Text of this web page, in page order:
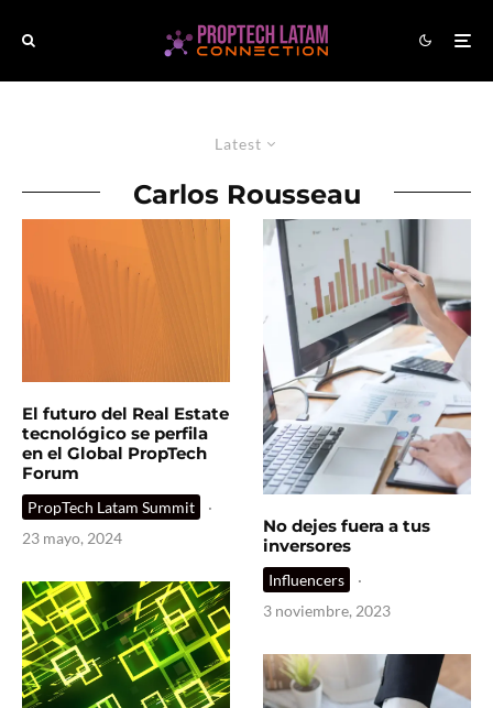
Latest
Carlos Rousseau
El futuro del Real Estate
tecnológico se perfila
en el Global PropTech
Forum
PropTech Latam Summit
·
23 mayo, 2024
No dejes fuera a tus
inversores
Influencers
·
3 noviembre, 2023